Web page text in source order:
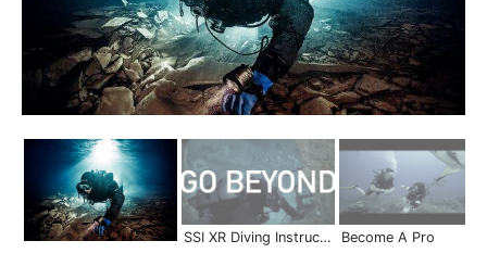
SSI XR Diving Instructor | Become a Pro Become A Pro